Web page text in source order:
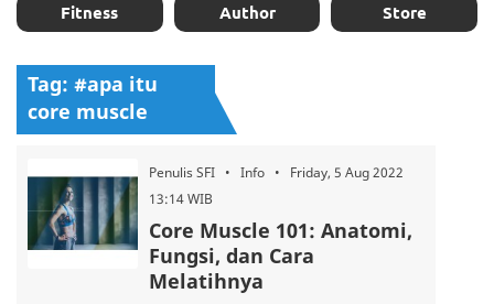
Fitness Author Store
Tag: #apa itu
core muscle
Penulis SFI • Info • Friday, 5 Aug 2022
13:14 WIB
Core Muscle 101: Anatomi,
Fungsi, dan Cara
Melatihnya